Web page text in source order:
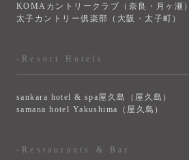
KOMAカントリークラブ（奈良・月ヶ瀬）
太子カントリー俱楽部（大阪・太子町）
-Resort Hotels
sankara hotel & spa屋久島（屋久島）
samana hotel Yakushima（屋久島）
-Restaurants & Bar